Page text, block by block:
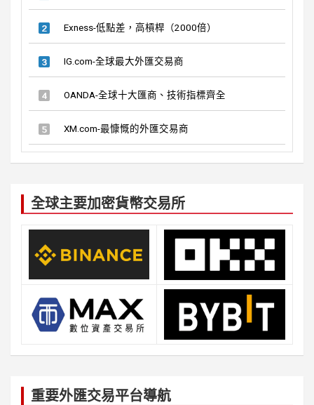
Exness-低點差，高槓桿（2000倍）
IG.com-全球最大外匯交易商
OANDA-全球十大匯商、技術指標齊全
XM.com-最慷慨的外匯交易商
全球主要加密貨幣交易所
重要外匯交易平台導航